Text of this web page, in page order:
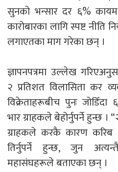
सुनको भन्सार दर ६% कायम
कारोबारका लागि स्पष्ट नीति
लगाएतका माग गरेका छन् ।
ज्ञापनपत्रमा उल्लेख
२ प्रतिशत विलासिता कर
विक्रेताहरूबीच पुनः जोडिँदा
भार ग्राहकले बेहोर्नुपर्ने हुन्छ
ग्राहकले करकै कारण करिब
तिर्नुपर्ने हुन्छ, जुन
महासंघहरूले बताएका छन् ।